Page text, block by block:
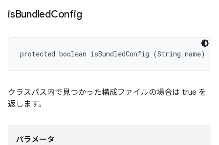
isBundledConfig
protected boolean isBundledConfig (String name)
クラスパス内で見つかった構成ファイルの場合は true を
返します。
パラメータ